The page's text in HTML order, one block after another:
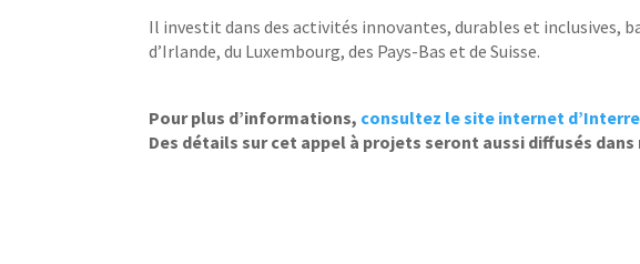
Il investit dans des activités innovantes, durables et inclusives,
d’Irlande, du Luxembourg, des Pays-Bas et de Suisse.
Pour plus d’informations, consultez le site internet
Des détails sur cet appel à projets seront aussi diffusés